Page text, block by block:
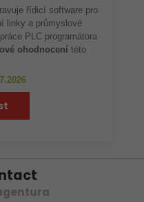
řídicí software pro
linky a průmyslové
PLC programátora
ohodnocení této